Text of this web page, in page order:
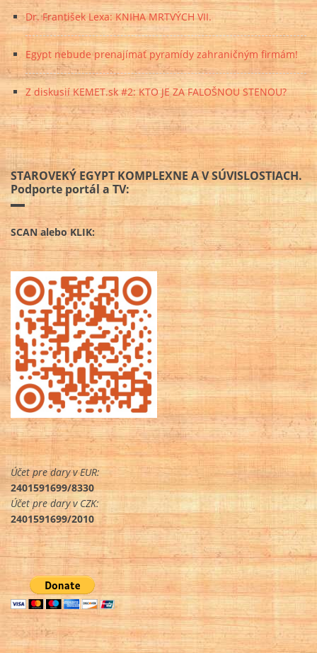
Dr. František Lexa: KNIHA MRTVÝCH VII.
Egypt nebude prenajímať pyramídy zahraničným firmám!
Z diskusií KEMET.sk #2: KTO JE ZA FALOŠNOU STENOU?
STAROVEKÝ EGYPT KOMPLEXNE A V SÚVISLOSTIACH.
Podporte portál a TV:
SCAN alebo KLIK:
Účet pre dary v EUR:
2401591699/8330
Účet pre dary v CZK:
2401591699/2010